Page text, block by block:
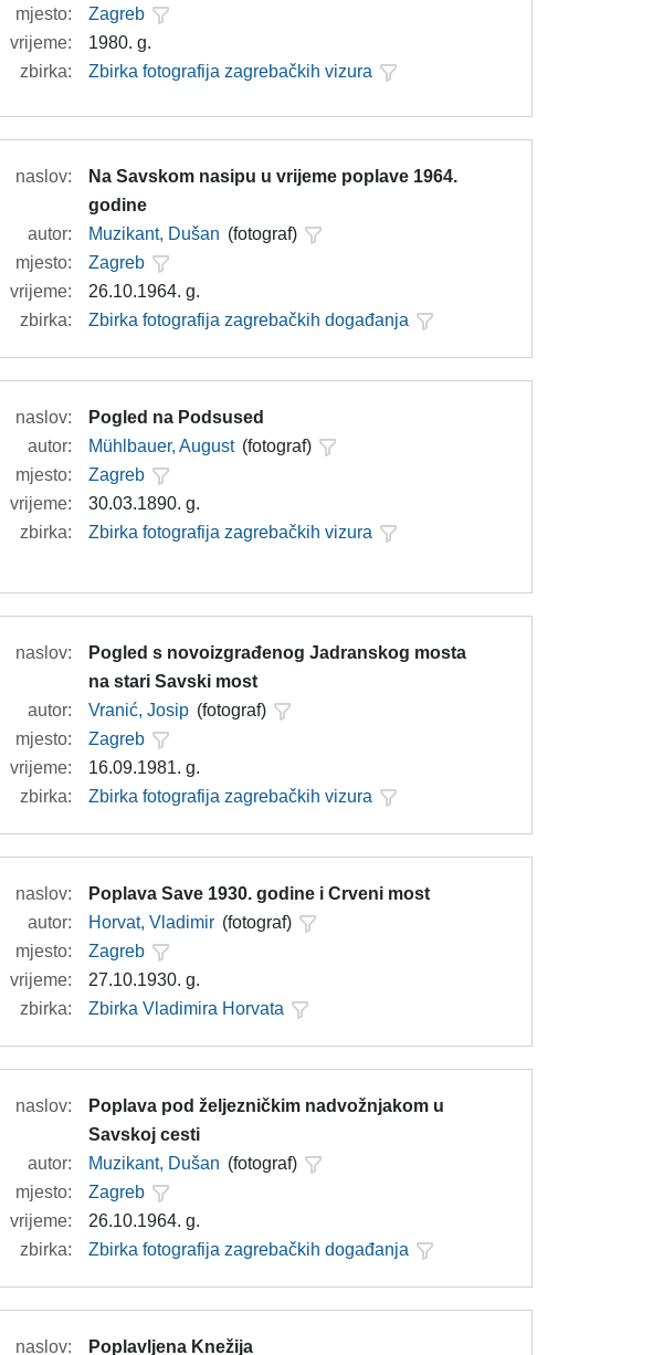
mjesto:
Zagreb
vrijeme:
1980. g.
zbirka:
Zbirka fotografija zagrebačkih vizura
naslov:
Na Savskom nasipu u vrijeme poplave 1964.
godine
autor:
Muzikant, Dušan (fotograf)
mjesto:
Zagreb
vrijeme:
26.10.1964. g.
zbirka:
Zbirka fotografija zagrebačkih događanja
naslov:
Pogled na Podsused
autor:
Mühlbauer, August (fotograf)
mjesto:
Zagreb
vrijeme:
30.03.1890. g.
zbirka:
Zbirka fotografija zagrebačkih vizura
naslov:
Pogled s novoizgrađenog Jadranskog mosta
na stari Savski most
autor:
Vranić, Josip (fotograf)
mjesto:
Zagreb
vrijeme:
16.09.1981. g.
zbirka:
Zbirka fotografija zagrebačkih vizura
naslov:
Poplava Save 1930. godine i Crveni most
autor:
Horvat, Vladimir (fotograf)
mjesto:
Zagreb
vrijeme:
27.10.1930. g.
zbirka:
Zbirka Vladimira Horvata
naslov:
Poplava pod željezničkim nadvožnjakom u
Savskoj cesti
autor:
Muzikant, Dušan (fotograf)
mjesto:
Zagreb
vrijeme:
26.10.1964. g.
zbirka:
Zbirka fotografija zagrebačkih događanja
naslov: Poplavljena Knežija